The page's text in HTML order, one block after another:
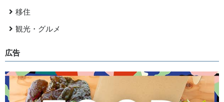
移住
観光・グルメ
広告